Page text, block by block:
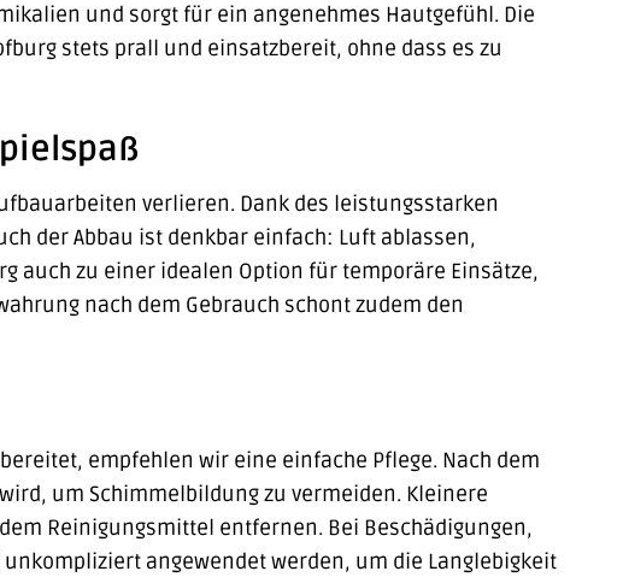
und sorgt für ein angenehmes Hautgefühl. Die
stets prall und einsatzbereit, ohne dass es zu
verlieren. Dank des leistungsstarken
der Abbau ist denkbar einfach: Luft ablassen,
auch zu einer idealen Option für temporäre Einsätze,
nach dem Gebrauch schont zudem den
empfehlen wir eine einfache Pflege. Nach dem
um Schimmelbildung zu vermeiden. Kleinere
Reinigungsmittel entfernen. Bei Beschädigungen,
angewendet werden, um die Langlebigkeit